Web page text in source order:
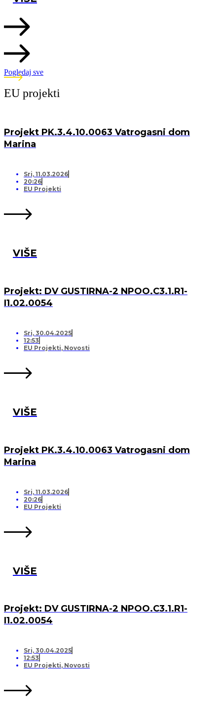
Pogledaj sve
EU projekti
Projekt PK.3.4.10.0063 Vatrogasni dom
Marina
Sri, 11.03.2026
20:26
EU Projekti
VIŠE
Projekt: DV GUSTIRNA-2 NPOO.C3.1.R1-
I1.02.0054
Sri, 30.04.2025
12:53
EU Projekti, Novosti
VIŠE
Projekt PK.3.4.10.0063 Vatrogasni dom
Marina
Sri, 11.03.2026
20:26
EU Projekti
VIŠE
Projekt: DV GUSTIRNA-2 NPOO.C3.1.R1-
I1.02.0054
Sri, 30.04.2025
12:53
EU Projekti, Novosti